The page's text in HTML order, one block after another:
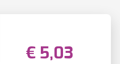
€ 5,03